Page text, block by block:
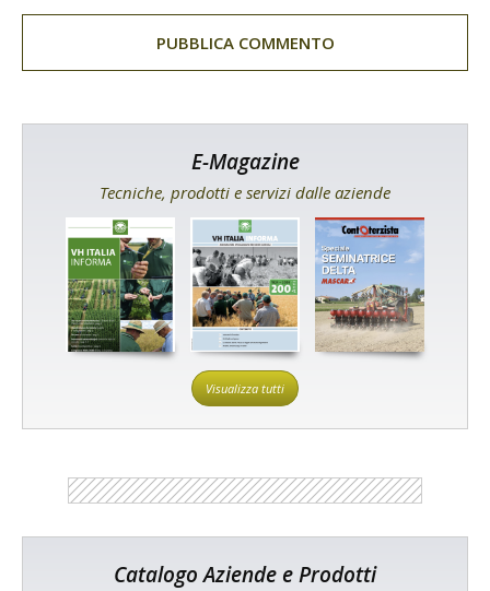
E-Magazine
Tecniche, prodotti e servizi dalle aziende
Visualizza tutti
Catalogo Aziende e Prodotti